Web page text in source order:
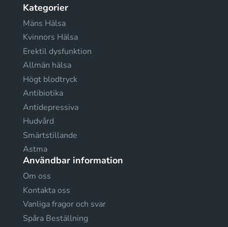
Kategorier
Mäns Hälsa
Kvinnors Hälsa
Erektil dysfunktion
Allmän hälsa
Högt blodtryck
Antibiotika
Antidepressiva
Hudvård
Smärtstillande
Astma
Användbar information
Om oss
Kontakta oss
Vanliga fragor och svar
Spåra Beställning